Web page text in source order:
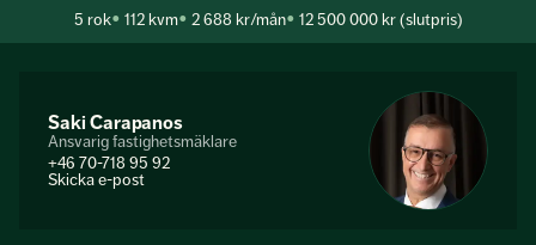
5 rok 112 kvm 2 688 kr/mån 12 500 000 kr (slutpris)
Saki Carapanos
Ansvarig fastighetsmäklare
+46 70-718 95 92
Skicka e-post